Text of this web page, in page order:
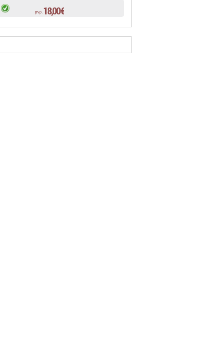
pvp. 18,00 €